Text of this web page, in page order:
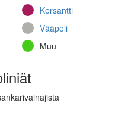
Jalkaväkirykmentti
10, III pataljoona, 3.
konekiväärikomppania
(Talvisota)
27, 1. komppania
(Jatkosota)
Jalkaväkirykmentti
Kersantti
Vääpeli
Muu